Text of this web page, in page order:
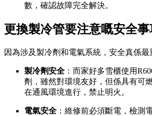
數，確認故障完全解決。
更換製冷管要注意嘅安全事
因為涉及製冷劑和電氣系統，安全真係最
製冷劑安全 ：而家好多雪櫃使用
劑，雖然對環境友好，但係具有可
在通風環境進行，禁止明火。
電氣安全 ：維修前必須斷電，檢測